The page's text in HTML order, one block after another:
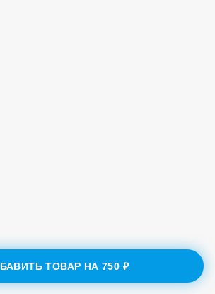
ТОВАР НА750 ₽